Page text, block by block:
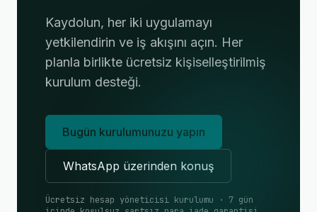
Kaydolun, her iki uygulamayı
yetkilendirin ve iş akışını açın. Her
planla birlikte ücretsiz kişiselleştirilmiş
kurulum desteği.
Bugün kurulumunuzu yapın
WhatsApp üzerinden konuş
Ücretsiz hesap yöneticisi kurulumu · 7 gün